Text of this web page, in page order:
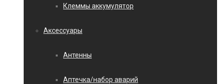
Клеммы аккумулятор
Аксессуары
Антенны
Аптечка/набор аварий